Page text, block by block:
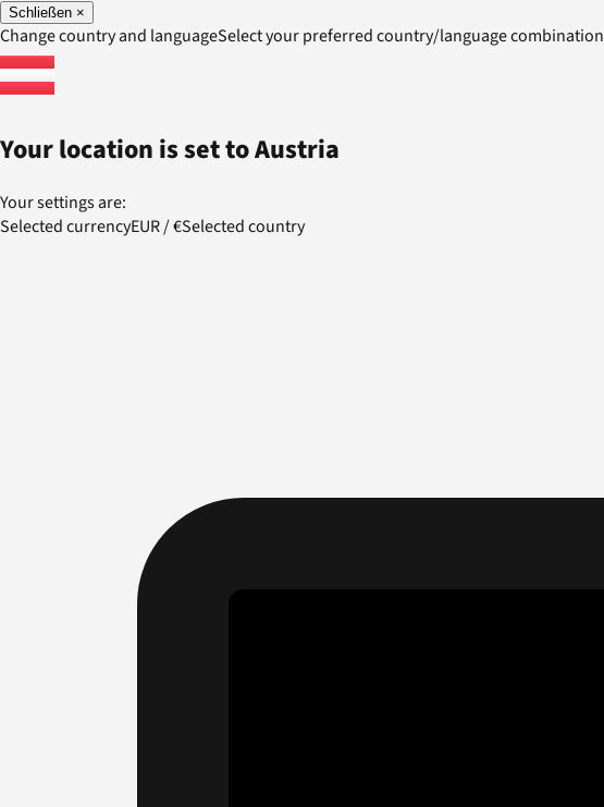
Schließen ×
Change country and languageSelect your preferred country/language combination
Your location is set toAustria
Your settings are:
Selected currencyEUR/€Selected country